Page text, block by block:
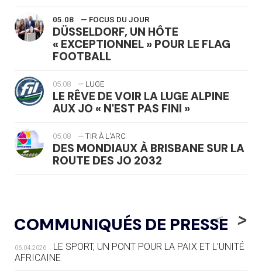
05.08 — FOCUS DU JOUR
DÜSSELDORF, UN HÔTE
« EXCEPTIONNEL » POUR LE FLAG
FOOTBALL
05.08 — LUGE
LE RÊVE DE VOIR LA LUGE ALPINE
AUX JO « N'EST PAS FINI »
05.08 — TIR À L'ARC
DES MONDIAUX À BRISBANE SUR LA
ROUTE DES JO 2032
LE VILLAGE OLYMPIQUE DES ARAVIS
SE DESSINE
04.08 — FOCUS DU JOUR
LE COJOP A TROUVÉ SON VILLAGE
COMMUNIQUÉS DE PRESSE
<
06.04.2026
LE SPORT, UN PONT POUR LA PAIX ET L’UNITÉ
AFRICAINE
>